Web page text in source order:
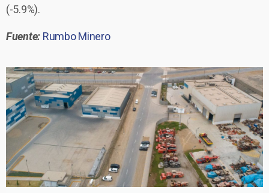
(-5.9%).
Fuente: Rumbo Minero